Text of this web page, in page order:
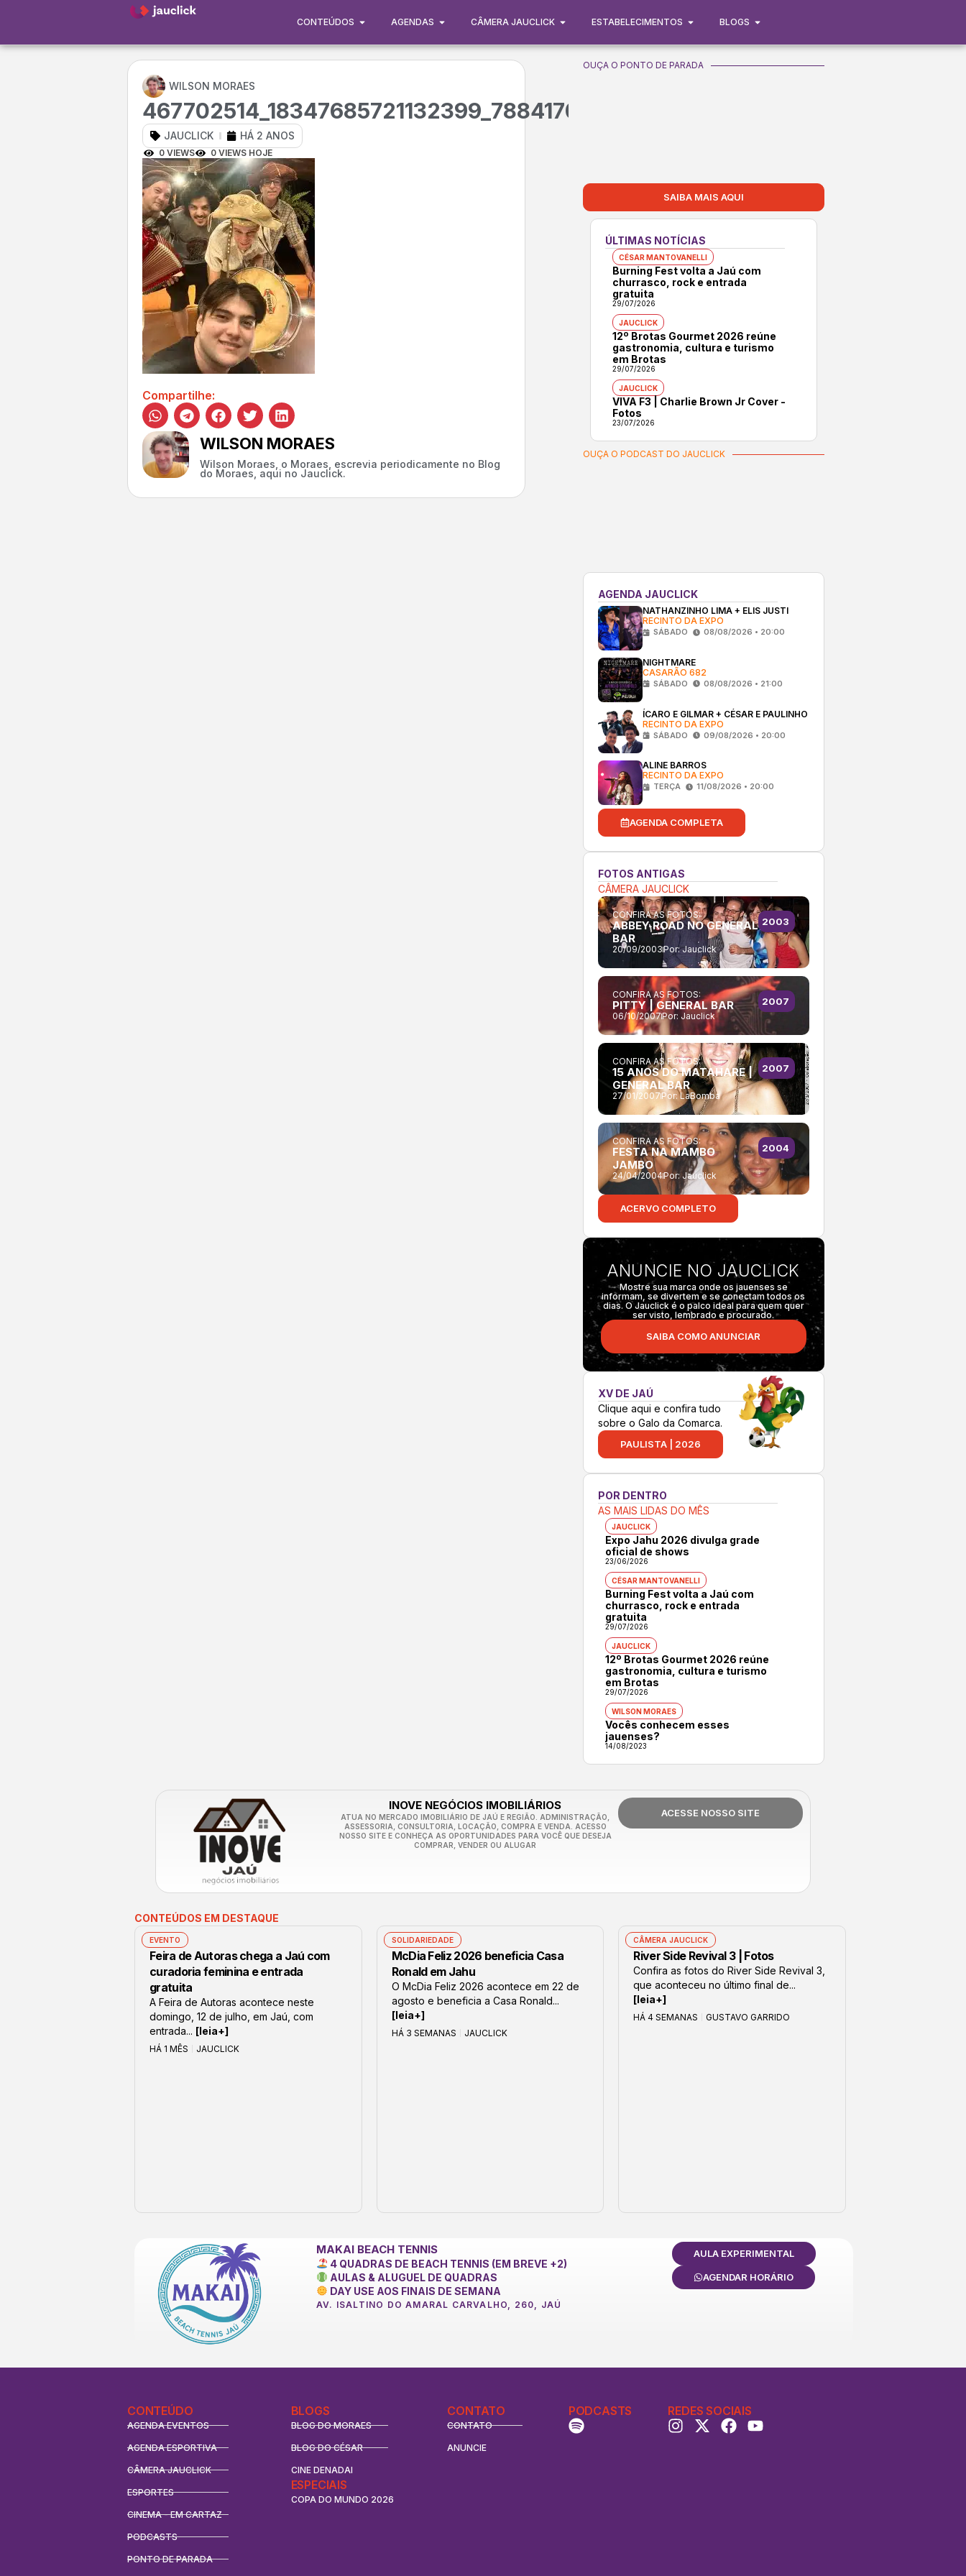
CONTEÚDOS AGENDAS CÂMERA JAUCLICK ESTABELECIMENTOS BLOGS
WILSON MORAES
467702514_18347685721132399_7884170078383806680_n
JAUCLICK HÁ 2 ANOS
0 VIEWS 0 VIEWS HOJE
Compartilhe:
WILSON MORAES
Wilson Moraes, o Moraes, escrevia periodicamente no Blog
do Moraes, aqui no Jauclick.
OUÇA O PONTO DE PARADA
SAIBA MAIS AQUI
ÚLTIMAS NOTÍCIAS
CÉSAR MANTOVANELLI
Burning Fest volta a Jaú com
churrasco, rock e entrada
gratuita
29/07/2026
JAUCLICK
12º Brotas Gourmet 2026 reúne
gastronomia, cultura e turismo
em Brotas
29/07/2026
JAUCLICK
VIVA F3 | Charlie Brown Jr Cover -
Fotos
23/07/2026
OUÇA O PODCAST DO JAUCLICK
AGENDA JAUCLICK
NATHANZINHO LIMA + ELIS JUSTI
RECINTO DA EXPO
SÁBADO 08/08/2026 • 20:00
NIGHTMARE
CASARÃO 682
SÁBADO 08/08/2026 • 21:00
ÍCARO E GILMAR + CÉSAR E PAULINHO
RECINTO DA EXPO
SÁBADO 09/08/2026 • 20:00
ALINE BARROS
RECINTO DA EXPO
TERÇA 11/08/2026 • 20:00
AGENDA COMPLETA
FOTOS ANTIGAS
CÂMERA JAUCLICK
CONFIRA AS FOTOS:
ABBEY ROAD NO GENERAL
BAR
20/09/2003Por:Jauclick
2003
CONFIRA AS FOTOS:
PITTY | GENERAL BAR
06/10/2007Por: Jauclick
2007
CONFIRA AS FOTOS:
15 ANOS DO MATAHARE |
GENERAL BAR
27/01/2007Por:LaBomba
2007
CONFIRA AS FOTOS:
FESTA NA MAMBO
JAMBO
24/04/2004Por:Jauclick
2004
ACERVO COMPLETO
ANUNCIE NO JAUCLICK
Mostre sua marca onde os jauenses se
informam, se divertem e se conectam todos os
dias. O Jauclick é o palco ideal para quem quer
ser visto, lembrado e procurado.
SAIBA COMO ANUNCIAR
XV DE JAÚ
Clique aqui e confira tudo
sobre o Galo da Comarca.
PAULISTA | 2026
POR DENTRO
AS MAIS LIDAS DO MÊS
JAUCLICK
Expo Jahu 2026 divulga grade
oficial de shows
23/06/2026
CÉSAR MANTOVANELLI
Burning Fest volta a Jaú com
churrasco, rock e entrada
gratuita
29/07/2026
JAUCLICK
12º Brotas Gourmet 2026 reúne
gastronomia, cultura e turismo
em Brotas
29/07/2026
WILSON MORAES
Vocês conhecem esses
jauenses?
14/08/2023
INOVE NEGÓCIOS IMOBILIÁRIOS
ATUA NO MERCADO IMOBILIÁRIO DE JAÚ E REGIÃO. ADMINISTRAÇÃO,
ASSESSORIA, CONSULTORIA, LOCAÇÃO, COMPRA E VENDA. ACESSO
NOSSO SITE E CONHEÇA AS OPORTUNIDADES PARA VOCÊ QUE DESEJA
COMPRAR, VENDER OU ALUGAR
ACESSE NOSSO SITE
CONTEÚDOS EM DESTAQUE
EVENTO
Feira de Autoras chega a Jaú com
curadoria feminina e entrada
gratuita
A Feira de Autoras acontece neste
domingo, 12 de julho, em Jaú, com
entrada... [leia+]
HÁ 1 MÊS JAUCLICK
SOLIDARIEDADE
McDia Feliz 2026 beneficia Casa
Ronald em Jahu
O McDia Feliz 2026 acontece em 22 de
agosto e beneficia a Casa Ronald...
[leia+]
HÁ 3 SEMANAS JAUCLICK
CÂMERA JAUCLICK
River Side Revival 3 | Fotos
Confira as fotos do River Side Revival 3,
que aconteceu no último final de...
[leia+]
HÁ 4 SEMANAS GUSTAVO GARRIDO
MAKAI BEACH TENNIS
4 QUADRAS DE BEACH TENNIS (EM BREVE +2)
AULAS & ALUGUEL DE QUADRAS
DAY USE AOS FINAIS DE SEMANA
AV. ISALTINO DO AMARAL CARVALHO, 260, JAÚ
AULA EXPERIMENTAL
AGENDAR HORÁRIO
CONTEÚDO
AGENDA EVENTOS
AGENDA ESPORTIVA
CÂMERA JAUCLICK
ESPORTES
CINEMA - EM CARTAZ
PODCASTS
PONTO DE PARADA
BLOGS
BLOG DO MORAES
BLOG DO CÉSAR
CINE DENADAI
ESPECIAIS
COPA DO MUNDO 2026
CONTATO
CONTATO
ANUNCIE
PODCASTS REDES SOCIAIS